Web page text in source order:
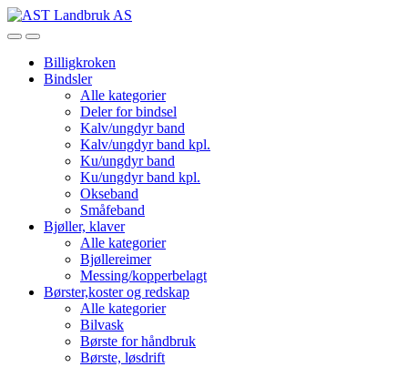
Skip
to
Skip
to
OpenClose
Billigkroken
Bindsler
Alle kategorier
Deler for bindsel
Kalv/ungdyr band
Kalv/ungdyr band kpl.
Ku/ungdyr band
Ku/ungdyr band kpl.
Okseband
Småfeband
Bjøller, klaver
Alle kategorier
Bjøllereimer
Messing/kopperbelagt
Børster,koster og redskap
Alle kategorier
Bilvask
Børste for håndbruk
Børste, løsdrift